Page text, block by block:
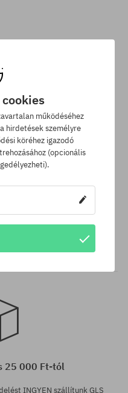
Elérhető méretek:
4.5; 37; 40; 41; 42.5; 43; 44;
44.5; 47; 49.5
minden olyan
a számládon a
25 000 Ft-tól
INGYEN szállítunk GLS
működéséhez
hirdetések személyre
köréhez igazodó
(opcionális